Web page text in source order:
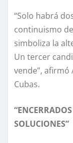
“Solo habrá
continuismo
simboliza la
Un tercer
vende”,
Cubas.
SOLUCIONES”